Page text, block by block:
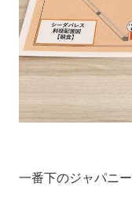
一番下のジャパニ